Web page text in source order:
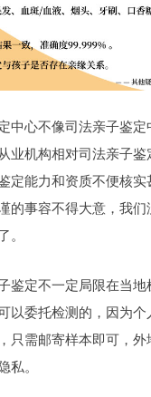
中心不像司法亲子鉴定
业机构相对司法亲子鉴
定能力和资质不便核实
的事容不得大意，我们
。
鉴定不一定局限在当
以委托检测的，因为个
只需邮寄样本即可，外
私。